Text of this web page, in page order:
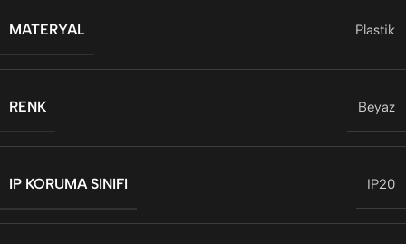
MATERYAL Plastik
RENK Beyaz
IP KORUMA SINIFI IP20